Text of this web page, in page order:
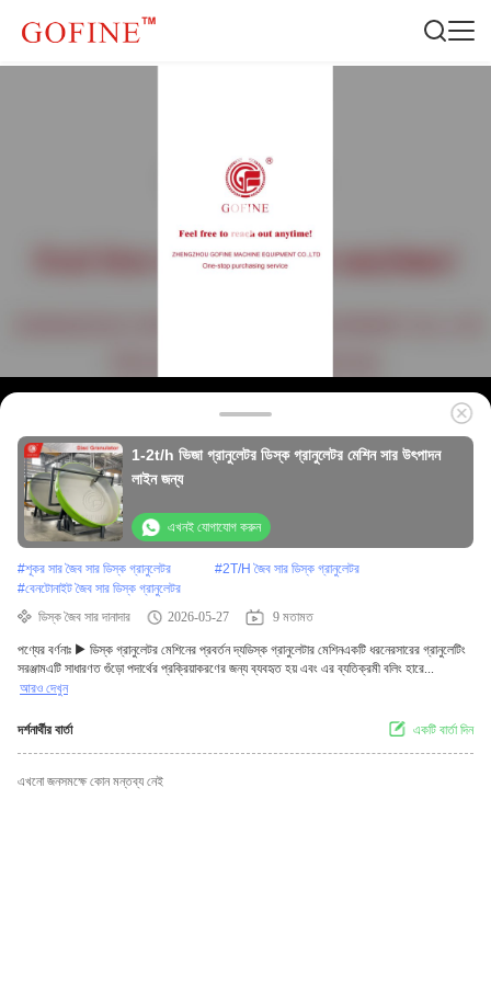
1-2t/h ভিজা গ্রানুলেটর ডিস্ক গ্রানুলেটর মেশিন সার উৎপাদন
লাইন জন্য
এখনই যোগাযোগ করুন
#শূকর সার জৈব সার ডিস্ক গ্রানুলেটর #2T/H জৈব সার ডিস্ক গ্রানুলেটর
#বেনটোনাইট জৈব সার ডিস্ক গ্রানুলেটর
ডিস্ক জৈব সার দানাদার
2026-05-27 9 মতামত
পণ্যের বর্ণনাঃ ▶ ডিস্ক গ্রানুলেটর মেশিনের প্রবর্তন দ্যডিস্ক গ্রানুলেটার মেশিনএকটি ধরনেরসারের গ্রানুলেটিং
সরঞ্জামএটি সাধারণত গুঁড়ো পদার্থের প্রক্রিয়াকরণের জন্য ব্যবহৃত হয় এবং এর ব্যতিক্রমী বলিং হারে...
আরও দেখুন
দর্শনার্থীর বার্তা একটি বার্তা দিন
এখনো জনসমক্ষে কোন মন্তব্য নেই